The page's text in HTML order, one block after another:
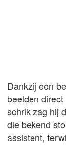
Dankzij een
beelden
schrik zag hij
die bekend
assistent,